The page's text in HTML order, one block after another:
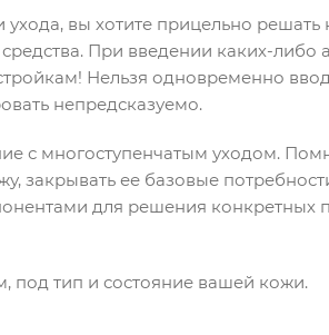
ухода, вы хотите прицельно решать
При введении каких-либо
Нельзя одновременно
непредсказуемо.
с многоступенчатым уходом.
закрывать ее базовые
для решения конкретных
под тип и состояние вашей кожи.